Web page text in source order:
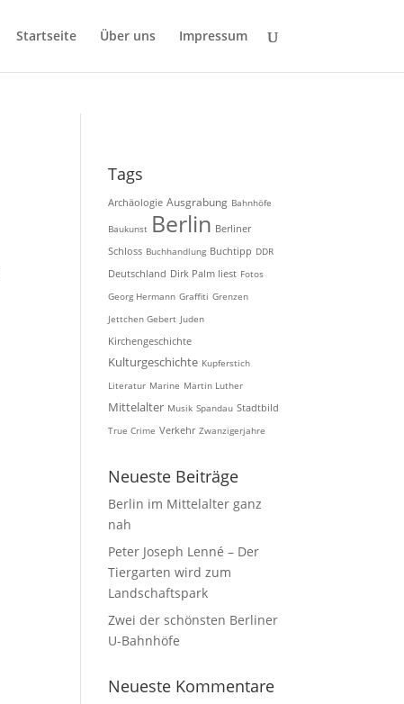
Startseite Über uns Impressum
Tags
Archäologie Ausgrabung Bahnhöfe
Baukunst Berlin Berliner
Schloss Buchhandlung Buchtipp DDR
Deutschland Dirk Palm liest Fotos
Georg Hermann Graffiti Grenzen
Jettchen Gebert Juden
Kirchengeschichte
Kulturgeschichte Kupferstich
Literatur Marine Martin Luther
Mittelalter Musik Spandau Stadtbild
True Crime Verkehr Zwanzigerjahre
Neueste Beiträge
Berlin im Mittelalter ganz
nah
Peter Joseph Lenné – Der
Tiergarten wird zum
Landschaftspark
Zwei der schönsten Berliner
U-Bahnhöfe
Neueste Kommentare